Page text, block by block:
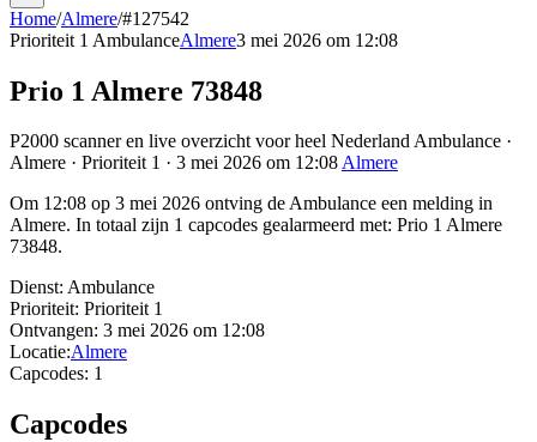
Home/Almere/#127542
Prioriteit 1 AmbulanceAlmere3 mei 2026 om 12:08
Prio 1 Almere 73848
P2000 scanner en live overzicht voor heel Nederland Ambulance ·
Almere · Prioriteit 1 · 3 mei 2026 om 12:08Almere
Om 12:08 op 3 mei 2026 ontving de Ambulance een melding in
Almere. In totaal zijn 1 capcodes gealarmeerd met: Prio 1 Almere
73848.
Dienst: Ambulance
Prioriteit: Prioriteit 1
Ontvangen: 3 mei 2026 om 12:08
Locatie:Almere
Capcodes: 1
Capcodes